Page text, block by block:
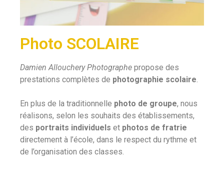
Photo SCOLAIRE
Damien Allouchery Photographe propose des
prestations complètes de photographie scolaire
En plus de la traditionnelle photo de groupe, nous
réalisons, selon les souhaits des établissements,
des portraits individuels et photos de fratrie
directement à l’école, dans le respect du rythme et
de l’organisation des classes.